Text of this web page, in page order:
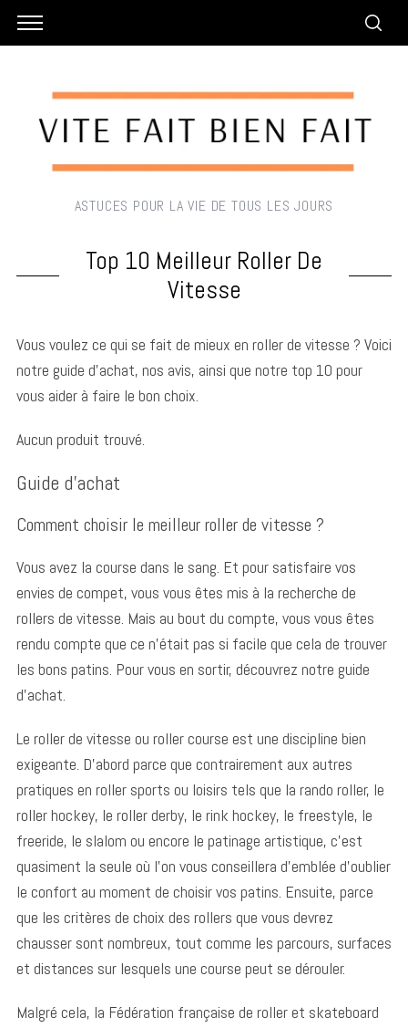
ASTUCES POUR LA VIE DE TOUS LES JOURS
Top 10 Meilleur Roller De
Vitesse
Vous voulez ce qui se fait de mieux en roller de vitesse ? Voici
notre guide d’achat, nos avis, ainsi que notre top 10 pour
vous aider à faire le bon choix.
Aucun produit trouvé.
Guide d’achat
Comment choisir le meilleur roller de vitesse ?
Vous avez la course dans le sang. Et pour satisfaire vos
envies de compet, vous vous êtes mis à la recherche de
rollers de vitesse. Mais au bout du compte, vous vous êtes
rendu compte que ce n’était pas si facile que cela de trouver
les bons patins. Pour vous en sortir, découvrez notre guide
d’achat.
Le roller de vitesse ou roller course est une discipline bien
exigeante. D’abord parce que contrairement aux autres
pratiques en roller sports ou loisirs tels que la rando roller, le
roller hockey, le roller derby, le rink hockey, le freestyle, le
freeride, le slalom ou encore le patinage artistique, c’est
quasiment la seule où l’on vous conseillera d’emblée d’oublier
le confort au moment de choisir vos patins. Ensuite, parce
que les critères de choix des rollers que vous devrez
chausser sont nombreux, tout comme les parcours, surfaces
et distances sur lesquels une course peut se dérouler.
Malgré cela, la Fédération française de roller et skateboard